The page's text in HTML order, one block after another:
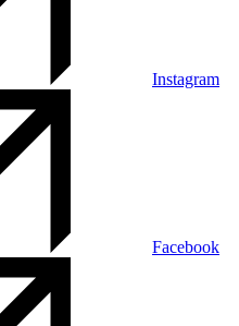
Instagram
Facebook